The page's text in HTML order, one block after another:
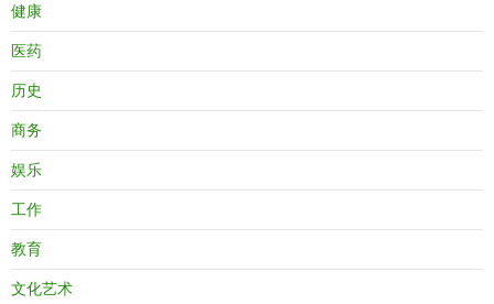
健康
医药
历史
商务
娱乐
工作
教育
文化艺术